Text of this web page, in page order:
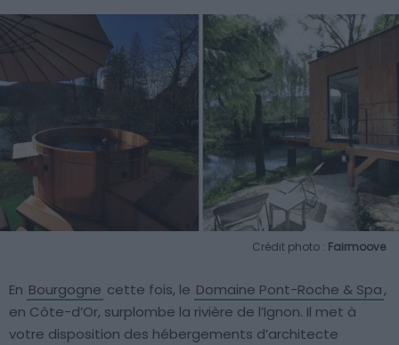
Crédit photo : Fairmoove
En Bourgogne cette fois, le Domaine Pont-Roche & Spa,
en Côte-d’Or, surplombe la rivière de l’Ignon. Il met à
votre disposition des hébergements d’architecte